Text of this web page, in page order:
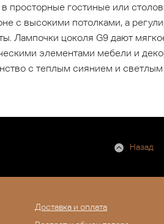
просторные гостиные или
с высокими потолками, а
Лампочки цоколя G9 дают
элементами мебели и
с теплым сиянием и
Назад
Доставка и оплата